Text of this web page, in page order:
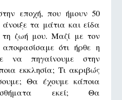
εποχή, που ήμουν 50
τα μάτια και είδα
τη ζωή μου. Μαζί με τον
ότι ήρθε η
να πηγαίνουμε στην
εκκλησία; Τι ακριβώς
Θα έχουμε κάποια
εκεί; Θα